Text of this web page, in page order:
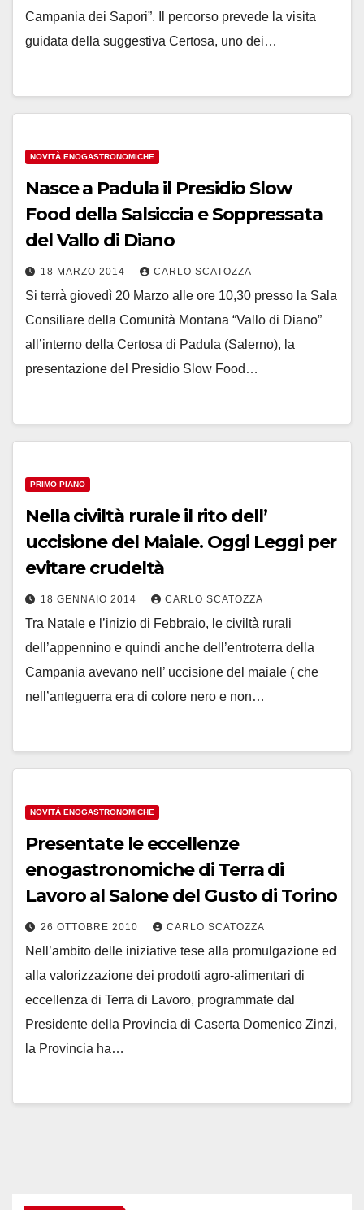
Campania dei Sapori”. Il percorso prevede la visita
guidata della suggestiva Certosa, uno dei…
NOVITÀ ENOGASTRONOMICHE
Nasce a Padula il Presidio Slow
Food della Salsiccia e Soppressata
del Vallo di Diano
18 MARZO 2014 CARLO SCATOZZA
Si terrà giovedì 20 Marzo alle ore 10,30 presso la Sala
Consiliare della Comunità Montana “Vallo di Diano”
all’interno della Certosa di Padula (Salerno), la
presentazione del Presidio Slow Food…
PRIMO PIANO
Nella civiltà rurale il rito dell’
uccisione del Maiale. Oggi Leggi per
evitare crudeltà
18 GENNAIO 2014 CARLO SCATOZZA
Tra Natale e l’inizio di Febbraio, le civiltà rurali
dell’appennino e quindi anche dell’entroterra della
Campania avevano nell’ uccisione del maiale ( che
nell’anteguerra era di colore nero e non…
NOVITÀ ENOGASTRONOMICHE
Presentate le eccellenze
enogastronomiche di Terra di
Lavoro al Salone del Gusto di Torino
26 OTTOBRE 2010 CARLO SCATOZZA
Nell’ambito delle iniziative tese alla promulgazione ed
alla valorizzazione dei prodotti agro-alimentari di
eccellenza di Terra di Lavoro, programmate dal
Presidente della Provincia di Caserta Domenico Zinzi,
la Provincia ha…